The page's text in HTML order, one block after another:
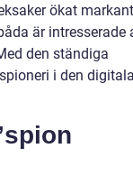
ökat
är intresserade
den ständiga
i den